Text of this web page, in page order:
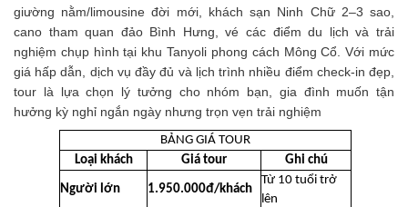
giường nằm/limousine đời mới, khách sạn Ninh Chữ 2–3 sao,
cano tham quan đảo Bình Hưng, vé các điểm du lịch và trải
nghiệm chụp hình tại khu Tanyoli phong cách Mông Cổ. Với mức
giá hấp dẫn, dịch vụ đầy đủ và lịch trình nhiều điểm check-in đẹp,
tour là lựa chọn lý tưởng cho nhóm bạn, gia đình muốn tận
hưởng kỳ nghỉ ngắn ngày nhưng trọn vẹn trải nghiệm
BẢNG GIÁ TOUR
Loại khách
Giá tour Ghi chú
Người lớn 1.950.000đ/khách
Từ 10 tuổi trở
lên